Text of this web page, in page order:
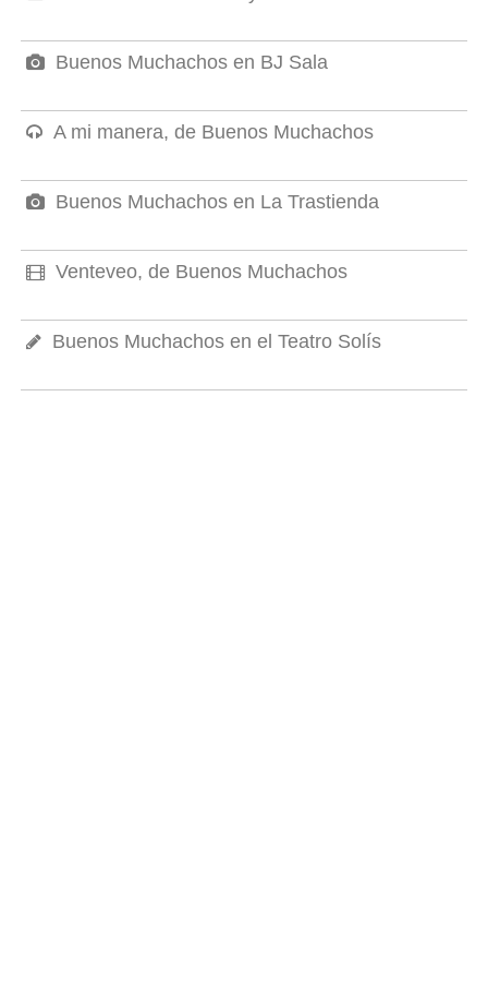
Buenos Muchachos en BJ Sala
A mi manera, de Buenos Muchachos
Buenos Muchachos en La Trastienda
Venteveo, de Buenos Muchachos
Buenos Muchachos en el Teatro Solís